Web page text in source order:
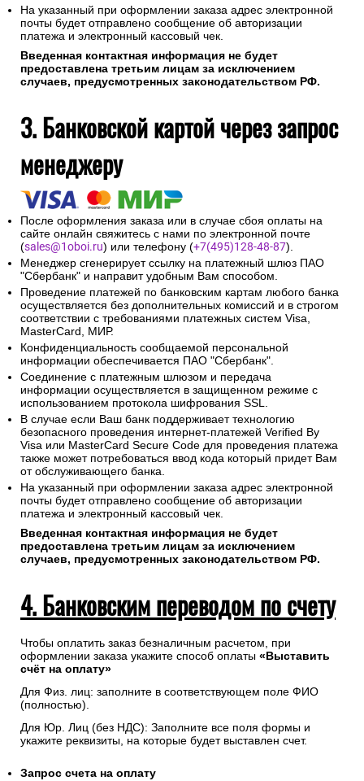
На указанный при оформлении заказа адрес электронной
почты будет отправлено сообщение об авторизации
платежа и электронный кассовый чек.
Введенная контактная информация не будет
предоставлена третьим лицам за исключением
случаев, предусмотренных законодательством РФ.
3. Банковской картой через запрос
менеджеру
После оформления заказа или в случае сбоя оплаты на
сайте онлайн свяжитесь с нами по электронной почте
(sales@1oboi.ru) или телефону (+7(495)128-48-87).
Менеджер сгенерирует ссылку на платежный шлюз ПАО
"Сбербанк" и направит удобным Вам способом.
Проведение платежей по банковским картам любого банка
осуществляется без дополнительных комиссий и в строгом
соответствии с требованиями платежных систем Visa,
MasterCard, МИР.
Конфиденциальность сообщаемой персональной
информации обеспечивается ПАО "Сбербанк".
Соединение с платежным шлюзом и передача
информации осуществляется в защищенном режиме с
использованием протокола шифрования SSL.
В случае если Ваш банк поддерживает технологию
безопасного проведения интернет-платежей Verified By
Visa или MasterCard Secure Code для проведения платежа
также может потребоваться ввод кода который придет Вам
от обслуживающего банка.
На указанный при оформлении заказа адрес электронной
почты будет отправлено сообщение об авторизации
платежа и электронный кассовый чек.
Введенная контактная информация не будет
предоставлена третьим лицам за исключением
случаев, предусмотренных законодательством РФ.
4. Банковским переводом по счету
Чтобы оплатить заказ безналичным расчетом, при
оформлении заказа укажите способ оплаты «Выставить
счёт на оплату»
Для Физ. лиц: заполните в соответствующем поле ФИО
(полностью).
Для Юр. Лиц (без НДС): Заполните все поля формы и
укажите реквизиты, на которые будет выставлен счет.
Запрос счета на оплату